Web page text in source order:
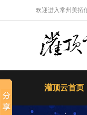
欢迎进入常州美拓
灌顶云首页